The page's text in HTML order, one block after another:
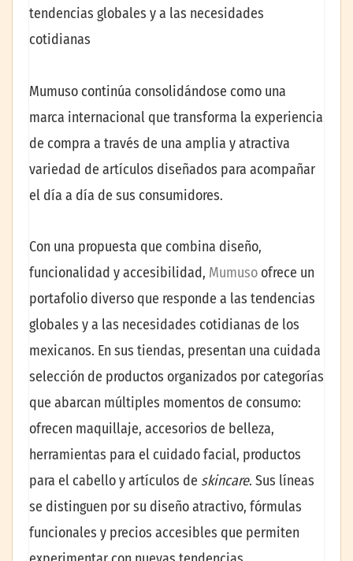
tendencias globales y a las necesidades
cotidianas
Mumuso continúa consolidándose como una
marca internacional que transforma la experiencia
de compra a través de una amplia y atractiva
variedad de artículos diseñados para acompañar
el día a día de sus consumidores.
Con una propuesta que combina diseño,
funcionalidad y accesibilidad, Mumuso ofrece un
portafolio diverso que responde a las tendencias
globales y a las necesidades cotidianas de los
mexicanos. En sus tiendas, presentan una cuidada
selección de productos organizados por categorías
que abarcan múltiples momentos de consumo:
ofrecen maquillaje, accesorios de belleza,
herramientas para el cuidado facial, productos
para el cabello y artículos de skincare. Sus líneas
se distinguen por su diseño atractivo, fórmulas
funcionales y precios accesibles que permiten